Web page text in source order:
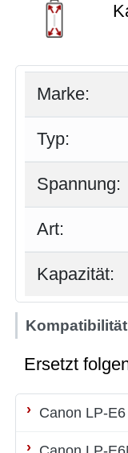
Marke:
Typ:
Spannung:
Art:
Kapazität:
Kompatibilität
Ersetzt
Canon LP-E6